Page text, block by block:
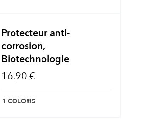
Protecteur anti-
corrosion,
Biotechnologie
16,90 €
1 COLORIS